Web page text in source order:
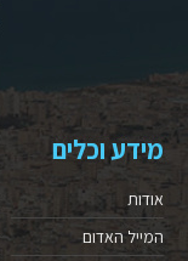
מידע וכלים
אודות
המייל האדום